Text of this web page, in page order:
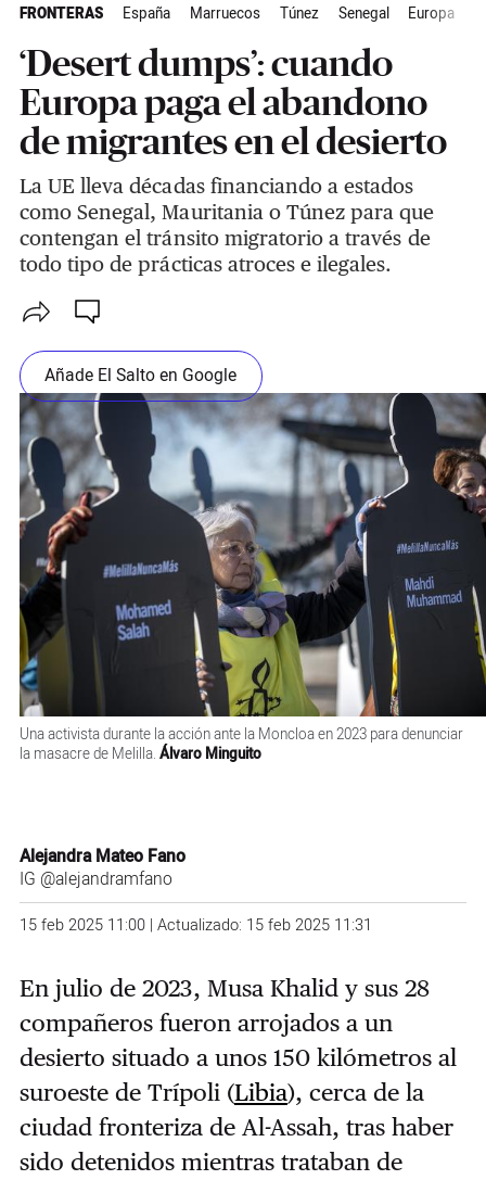
FRONTERAS España Marruecos Túnez Senegal Europa
‘Desert dumps’: cuando
Europa paga el abandono
de migrantes en el desierto
La UE lleva décadas financiando a estados
como Senegal, Mauritania o Túnez para que
contengan el tránsito migratorio a través de
todo tipo de prácticas atroces e ilegales.
Añade El Salto en Google
Una activista durante la acción ante la Moncloa en 2023 para denunciar
la masacre de Melilla. Álvaro Minguito
Alejandra Mateo Fano
IG @alejandramfano
15 feb 2025 11:00 | Actualizado: 15 feb 2025 11:31
En julio de 2023, Musa Khalid y sus 28
compañeros fueron arrojados a un
desierto situado a unos 150 kilómetros al
suroeste de Trípoli (Libia), cerca de la
ciudad fronteriza de Al-Assah, tras haber
sido detenidos mientras trataban de